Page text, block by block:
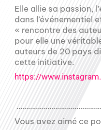
Elle allie sa passion,
dans l’événementiel
« rencontre des
pour elle une
auteurs de 20 pays
cette initiative.
https://
Vous avez aimé ce